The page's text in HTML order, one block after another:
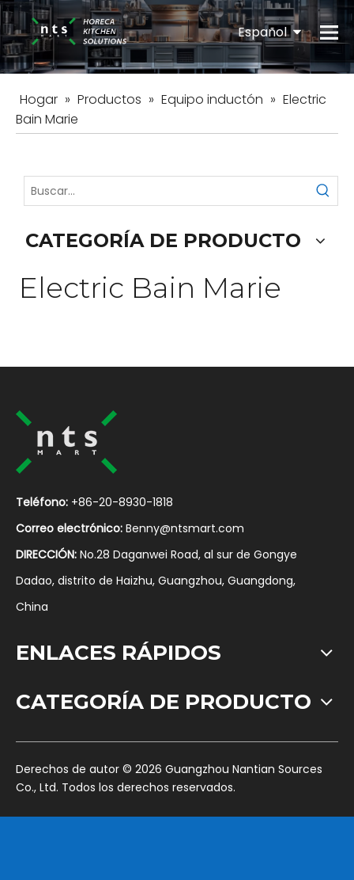
Español
English
Hogar » Productos » Equipo inductón » Electric
Bain Marie
CATEGORÍA DE PRODUCTO
Electric Bain Marie
Teléfono: +86-20-8930-1818
Correo electrónico: Benny@ntsmart.com
DIRECCIÓN: No.28 Daganwei Road, al sur de Gongye
Dadao, distrito de Haizhu, Guangzhou, Guangdong,
China
ENLACES RÁPIDOS
CATEGORÍA DE PRODUCTO
​Derechos de autor © 2026 Guangzhou Nantian Sources
Co., Ltd. Todos los derechos reservados.